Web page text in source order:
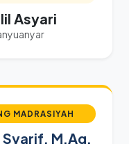
Asyari
MADRASIYAH
M.Ag.